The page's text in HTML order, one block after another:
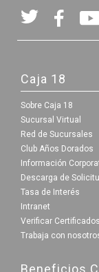
Caja 18
Sobre Caja 18
Sucursal Virtual
Red de Sucursales
Club Años Dorados
Información
Descarga de
Tasa de Interés
Intranet
Verificar Certificados
Trabaja con
Beneficios